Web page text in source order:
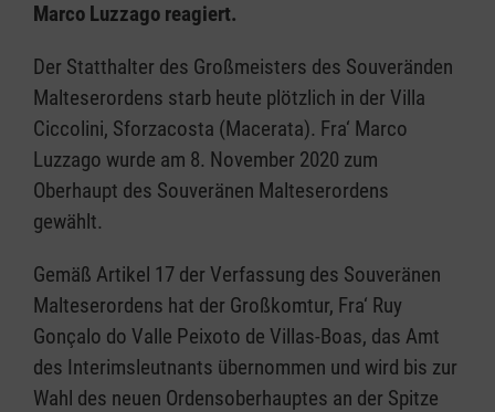
Marco Luzzago reagiert.
Der Statthalter des Großmeisters des Souveränden
Malteserordens starb heute plötzlich in der Villa
Ciccolini, Sforzacosta (Macerata). Fra‘ Marco
Luzzago wurde am 8. November 2020 zum
Oberhaupt des Souveränen Malteserordens
gewählt.
Gemäß Artikel 17 der Verfassung des Souveränen
Malteserordens hat der Großkomtur, Fra‘ Ruy
Gonçalo do Valle Peixoto de Villas-Boas, das Amt
des Interimsleutnants übernommen und wird bis zur
Wahl des neuen Ordensoberhauptes an der Spitze